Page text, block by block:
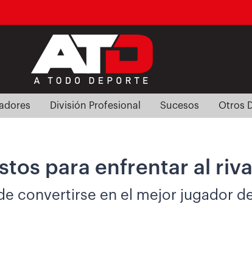
División Profesional Sucesos Otros
para enfrentar al
convertirse en el mejor jugador